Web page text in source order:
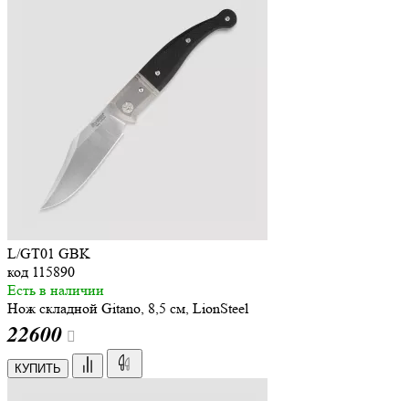
L/GT01 GBK
код 115890
Есть в наличии
Нож складной Gitano, 8,5 см, LionSteel
22600
КУПИТЬ